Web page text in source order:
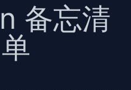
备忘清
单